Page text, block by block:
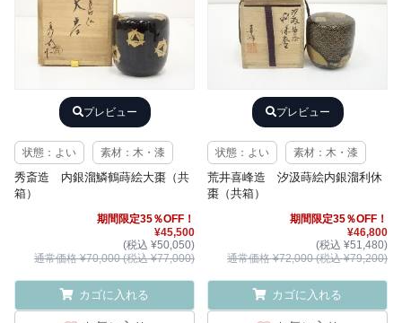
プレビュー
状態：よい 素材：木・漆
秀斎造 内銀溜鱗鶴蒔絵大棗（共
箱）
期間限定35％OFF！
¥45,500
(税込 ¥50,050)
通常価格 ¥70,000 (税込 ¥77,000)
カゴに入れる
プレビュー
状態：よい 素材：木・漆
荒井喜峰造 汐汲蒔絵内銀溜利休
棗（共箱）
期間限定35％OFF！
¥46,800
(税込 ¥51,480)
通常価格 ¥72,000 (税込 ¥79,200)
カゴに入れる